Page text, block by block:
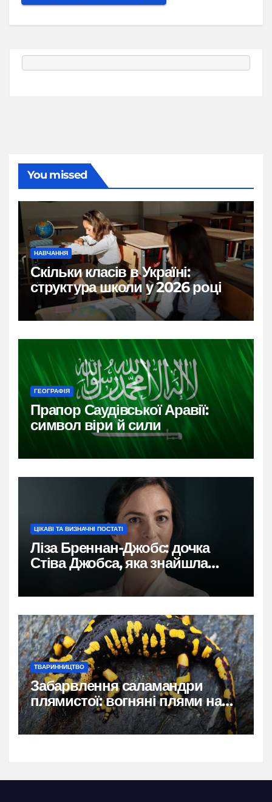
You missed
НАВЧАННЯ
Скільки класів в Україні:
структура школи у 2026 році
ГЕОГРАФІЯ
Прапор Саудівської Аравії:
символ віри й сили
ЦІКАВІ ТА ВИЗНАЧНІ ПОСТАТІ
Ліза Бреннан-Джобс: дочка
Стіва Джобса, яка знайшла
власний голос
ТВАРИННИЦТВО
Забарвлення саламандри
плямистої: вогняні плями на
чорному тлі